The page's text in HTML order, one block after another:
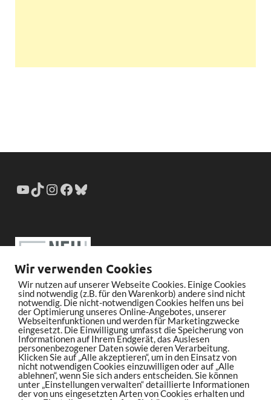
Wir verwenden Cookies
Wir nutzen auf unserer Webseite Cookies. Einige Cookies
sind notwendig (z.B. für den Warenkorb) andere sind nicht
notwendig. Die nicht-notwendigen Cookies helfen uns bei
der Optimierung unseres Online-Angebotes, unserer
Webseitenfunktionen und werden für Marketingzwecke
eingesetzt. Die Einwilligung umfasst die Speicherung von
Informationen auf Ihrem Endgerät, das Auslesen
personenbezogener Daten sowie deren Verarbeitung.
Klicken Sie auf „Alle akzeptieren“, um in den Einsatz von
nicht notwendigen Cookies einzuwilligen oder auf „Alle
ablehnen“, wenn Sie sich anders entscheiden. Sie können
unter „Einstellungen verwalten“ detaillierte Informationen
der von uns eingesetzten Arten von Cookies erhalten und